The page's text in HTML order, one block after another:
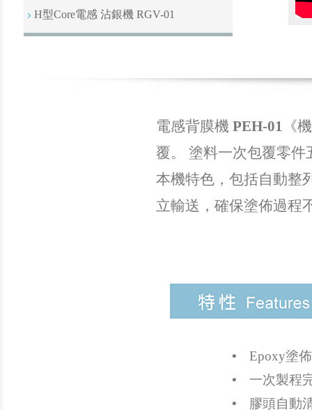
H型Core電感 沾銀機 RGV-01
電感背膜機 PEH-01 《
覆。 塗料一次包覆零
本機特色，包括自動整
立輸送，確保塗佈過程
•
Epoxy塗
•
一次製程
•
膠頭自動